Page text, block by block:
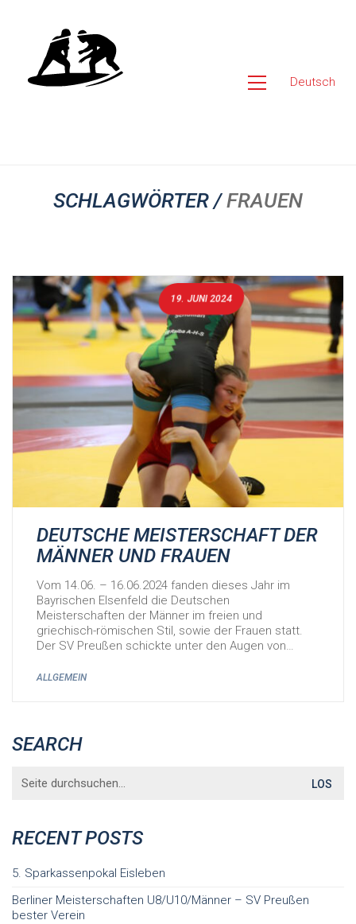
Deutsch
SCHLAGWÖRTER /FRAUEN
DEUTSCHE MEISTERSCHAFT DER
MÄNNER UND FRAUEN
Vom 14.06. – 16.06.2024 fanden dieses Jahr im
Bayrischen Elsenfeld die Deutschen
Meisterschaften der Männer im freien und
griechisch-römischen Stil, sowie der Frauen statt.
Der SV Preußen schickte unter den Augen von…
19. JUNI 2024
ALLGEMEIN
SEARCH
for:
RECENT POSTS
5. Sparkassenpokal Eisleben
Berliner Meisterschaften U8/U10/Männer – SV Preußen
bester Verein